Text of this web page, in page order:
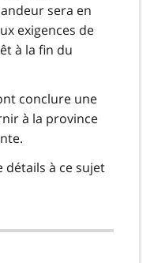
sera en
exigences de
à la fin du
conclure une
à la province
détails à ce sujet